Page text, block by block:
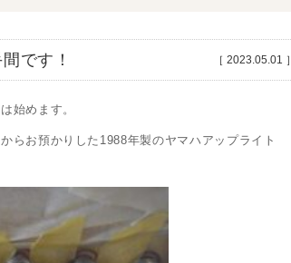
［ 2023.05.01 ］
です！
始めます。
らお預かりした1988年製のヤマハアップライト